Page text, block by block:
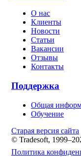
О нас
Клиенты
Новости
Статьи
Вакансии
Отзывы
Контакты
Поддержка
Общая
Обучение
Старая версия сайта
© Tradesoft,
Политика